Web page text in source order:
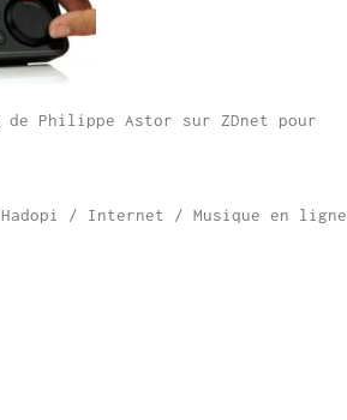
de Philippe Astor sur ZDnet pour
Hadopi / Internet / Musique en ligne